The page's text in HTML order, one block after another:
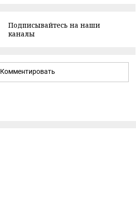
Подписывайтесь на наши
каналы
Комментировать